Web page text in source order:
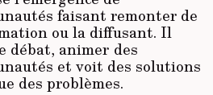
faisant remonter de
ou la diffusant. Il
débat, animer des
et voit des solutions
des problèmes.